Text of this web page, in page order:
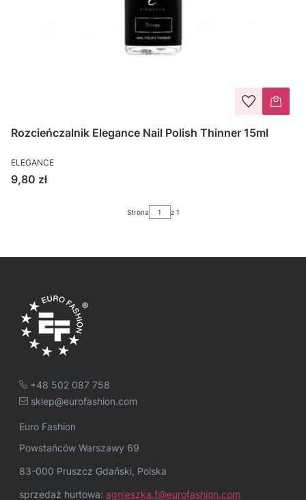
Rozcieńczalnik Elegance Nail Polish Thinner 15ml
ELEGANCE
Cena
9,80 zł
Strona z 1
+48 502 087 758
sklep@eurofashion.com
Euro Fashion
Powstańców Warszawy 69
83-000 Pruszcz Gdański, Polska
sprzedaż hurtowa: agnieszka.f@eurofashion.com